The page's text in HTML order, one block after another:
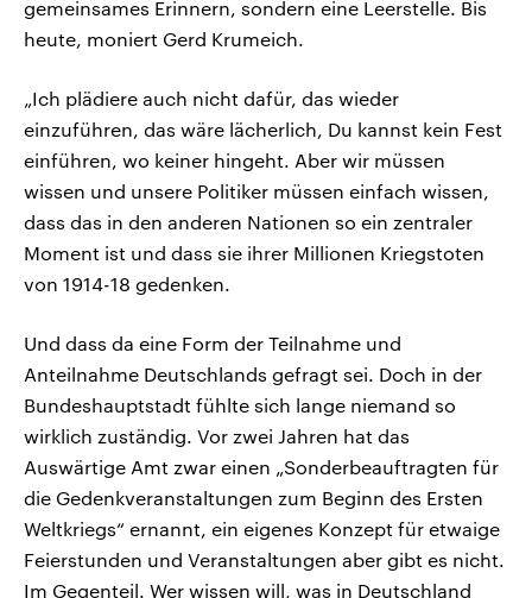
gemeinsames Erinnern, sondern eine Leerstelle. Bis
heute, moniert Gerd Krumeich.
„Ich plädiere auch nicht dafür, das wieder
einzuführen, das wäre lächerlich, Du kannst kein Fest
einführen, wo keiner hingeht. Aber wir müssen
wissen und unsere Politiker müssen einfach wissen,
dass das in den anderen Nationen so ein zentraler
Moment ist und dass sie ihrer Millionen Kriegstoten
von 1914-18 gedenken.
Und dass da eine Form der Teilnahme und
Anteilnahme Deutschlands gefragt sei. Doch in der
Bundeshauptstadt fühlte sich lange niemand so
wirklich zuständig. Vor zwei Jahren hat das
Auswärtige Amt zwar einen „Sonderbeauftragten für
die Gedenkveranstaltungen zum Beginn des Ersten
Weltkriegs“ ernannt, ein eigenes Konzept für etwaige
Feierstunden und Veranstaltungen aber gibt es nicht.
Im Gegenteil. Wer wissen will, was in Deutschland